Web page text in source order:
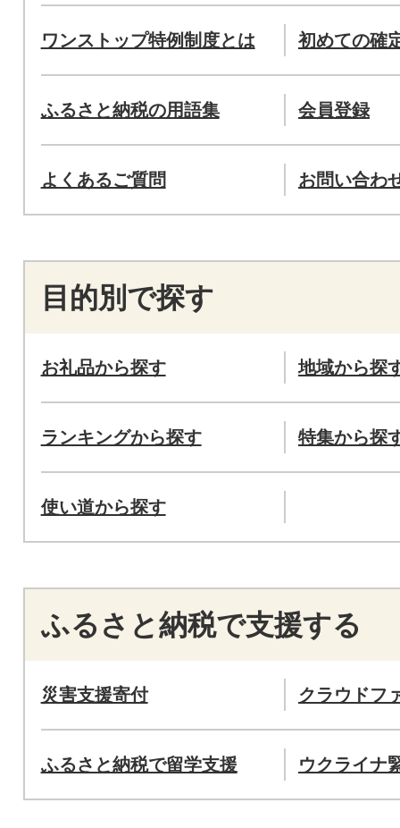
ワンストップ特例制度とは 初めての確
ふるさと納税の用語集 会員登録
よくあるご質問 お問い合わ
目的別で探す
お礼品から探す 地域から探
ランキングから探す 特集から探
使い道から探す
ふるさと納税で支援する
災害支援寄付 クラウドフ
ふるさと納税で留学支援 ウクライナ